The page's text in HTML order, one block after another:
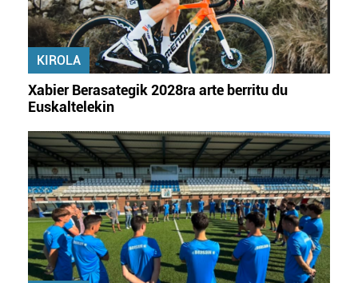
KIROLA
Xabier Berasategik 2028ra arte berritu du
Euskaltelekin